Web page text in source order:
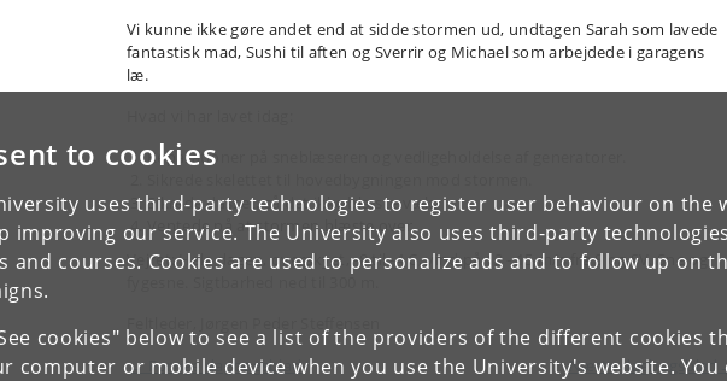
to cookies
uses third-party technologies to register user behaviour on the
improving our service. The University also uses third-party
and courses. Cookies are used to personalize ads and to follow up on
cookies" below to see a list of the providers of the different cookies
computer or mobile device when you use the University's website. You
Vi kunne ikke gøre andet end at sidde stormen ud, undtagen Sarah som lavede
fantastisk mad, Sushi til aften og Sverrir og Michael som arbejdede i garagens
læ.
Reparationer på sneblæseren og vedligeholdelse af generatorer.
Sikrede dasset, så det ikke blæste væk.
Ventede på at stormen blæste over.
Vejret: Hele dagen, overskyet, -8 til -4 C, vind på 12 - 15 m/s fra S og SV. Sne og
← Forrige dagbogsblad
Næste